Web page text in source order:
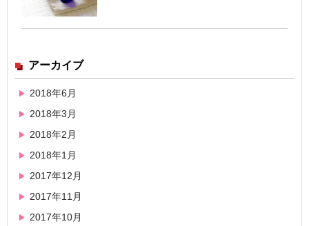
アーカイブ
2018年6月
2018年3月
2018年2月
2018年1月
2017年12月
2017年11月
2017年10月